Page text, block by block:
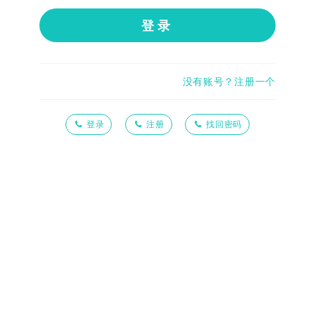
登录
没有账号？注册一个
登录 注册 找回密码